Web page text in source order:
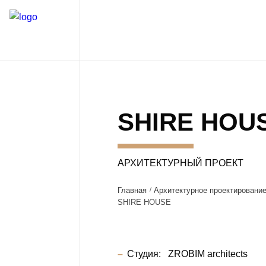
SHIRE
АРХИТЕКТУРНЫЙ ПРОЕКТ
Главная Архитектурное проектирование
SHIRE HOUSE
Студия: ZROBIM architects